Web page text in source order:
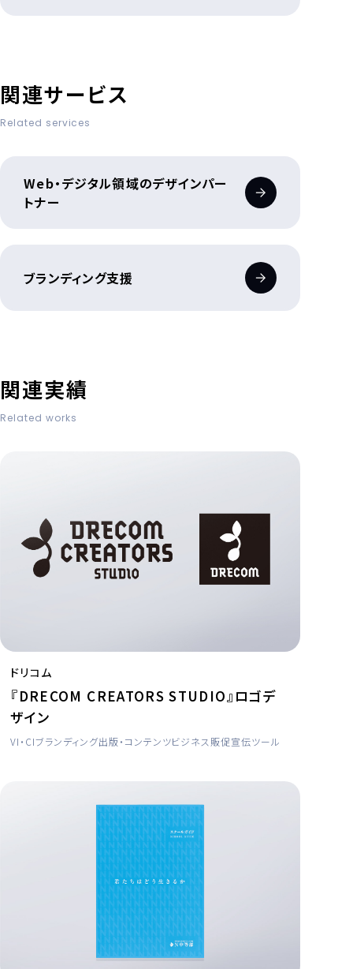
関連サービス
Related services
Web・デジタル領域のデザインパー
トナー
ブランディング支援
関連実績
Related works
ドリコム
『DRECOM CREATORS STUDIO』ロゴデ
ザイン
VI・CIブランディング出版・コンテンツビジネス 販促宣伝ツール